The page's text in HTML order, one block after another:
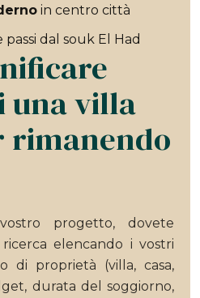
in centro città
passi dal souk El Had
una villa
rimanendo
progetto, dovete
elencando i vostri
di proprietà (villa, casa,
durata del soggiorno,